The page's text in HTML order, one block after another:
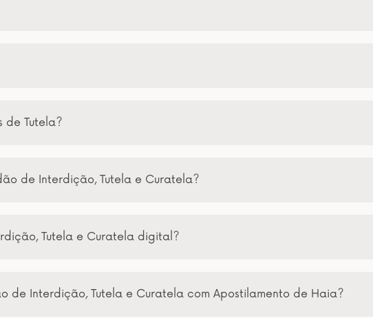
de Tutela?
de Interdição, Tutela e Curatela?
Tutela e Curatela digital?
de Interdição, Tutela e Curatela com Apostilamento de Haia?